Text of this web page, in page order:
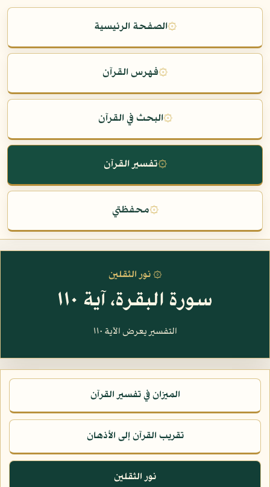
۞الصفحة الرئيسية
۞فهرس القرآن
۞البحث في القرآن
۞تفسير القرآن
۞محفظتي
۞ نور الثقلين
سورة البقرة، آية ١١٠
التفسير يعرض الآية ١١٠
الميزان في تفسير القرآن
تقريب القرآن إلى الأذهان
نور الثقلين